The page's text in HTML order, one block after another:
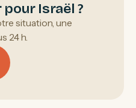
Israël ?
situation, une
24 h.